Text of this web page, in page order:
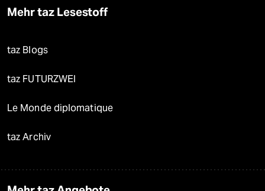
Mehr taz Lesestoff
taz Blogs
taz FUTURZWEI
Le Monde diplomatique
taz Archiv